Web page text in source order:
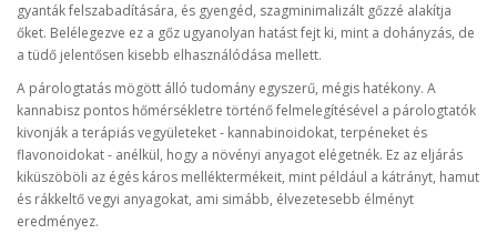
gyanták felszabadítására, és gyengéd, szagminimalizált gőzzé alakítja
őket. Belélegezve ez a gőz ugyanolyan hatást fejt ki, mint a dohányzás, de
a tüdő jelentősen kisebb elhasználódása mellett.
A párologtatás mögött álló tudomány egyszerű, mégis hatékony. A
kannabisz pontos hőmérsékletre történő felmelegítésével a párologtatók
kivonják a terápiás vegyületeket - kannabinoidokat, terpéneket és
flavonoidokat - anélkül, hogy a növényi anyagot elégetnék. Ez az eljárás
kiküszöböli az égés káros melléktermékeit, mint például a kátrányt, hamut
és rákkeltő vegyi anyagokat, ami simább, élvezetesebb élményt
eredményez.